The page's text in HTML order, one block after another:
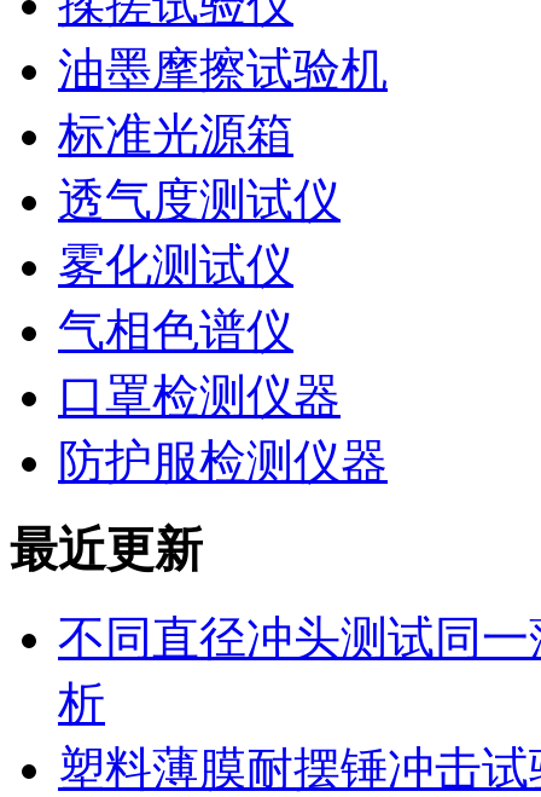
油墨摩擦试验机
标准光源箱
透气度测试仪
雾化测试仪
气相色谱仪
口罩检测仪器
防护服检测仪器
最近更新
不同直径冲头测试同
析
塑料薄膜耐摆锤冲击